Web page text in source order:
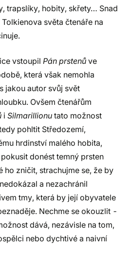
trapslíky, hobity, skřety… Snad
světa čtenáře na
vstoupil Pán prstenů ve
která však nemohla
jakou autor svůj svět
Ovšem čtenářům
i Silmarillionu tato možnost
pohltit Středozemí,
hrdinství malého hobita,
donést temný prsten
ho zničit, strachujme se, že by
a nezachránil
tmy, která by její obyvatele
Nechme se okouzlit -
dává, nezávisle na tom,
nebo dychtivé a naivní